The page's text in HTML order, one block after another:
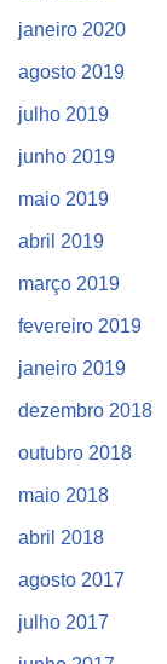
janeiro 2020
agosto 2019
julho 2019
junho 2019
maio 2019
abril 2019
março 2019
fevereiro 2019
janeiro 2019
dezembro 2018
outubro 2018
maio 2018
abril 2018
agosto 2017
julho 2017